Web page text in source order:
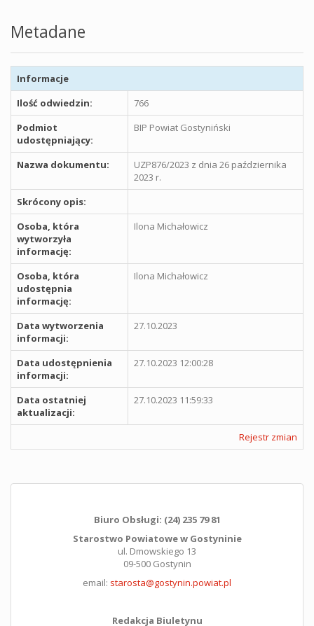
Metadane
Informacje
Ilość odwiedzin:
766
Podmiot
udostępniający:
BIP Powiat Gostyniński
Nazwa dokumentu:
UZP876/2023 z dnia 26 października
2023 r.
Skrócony opis:
Osoba, która
wytworzyła
informację:
Ilona Michałowicz
Osoba, która
udostępnia
informację:
Ilona Michałowicz
Data wytworzenia
informacji:
27.10.2023
Data udostępnienia
informacji:
27.10.2023 12:00:28
Data ostatniej
aktualizacji:
27.10.2023 11:59:33
Rejestr zmian
Biuro Obsługi: (24) 235 79 81
Starostwo Powiatowe w Gostyninie
ul. Dmowskiego 13
09-500 Gostynin
email: starosta@gostynin.powiat.pl
Redakcja Biuletynu